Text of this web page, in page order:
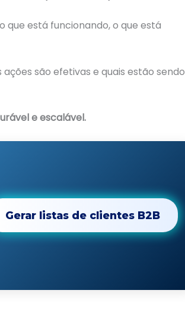
que está funcionando, o que está
são efetivas e quais estão sendo
e escalável.
Gerar listas de clientes B2B